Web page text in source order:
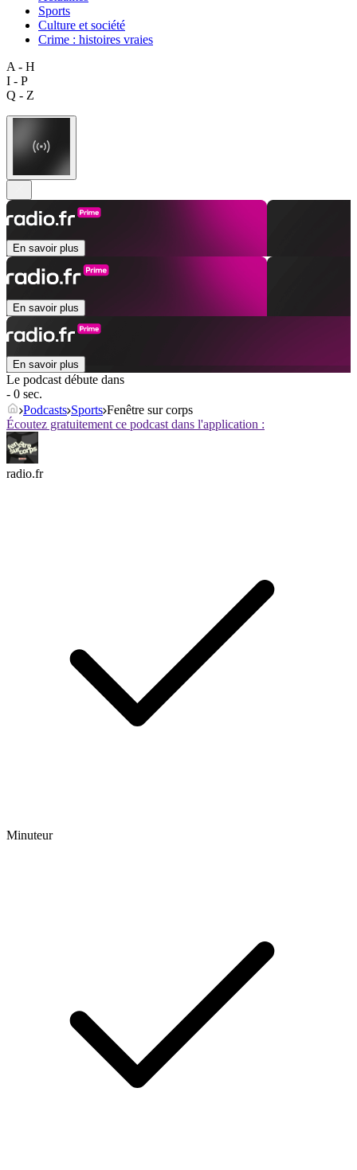
Sports
Culture et société
Crime : histoires vraies
A - H
I - P
Q - Z
En savoir plus
En savoir plus
En savoir plus
Le podcast débute dans
- 0 sec.
Podcasts Sports Fenêtre sur corps
Écoutez gratuitement ce podcast dans l'application :
radio.fr
Minuteur